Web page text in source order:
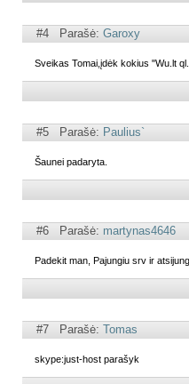
#4 Parašė: Garoxy
Sveikas Tomai,įdėk kokius "Wu.lt
#5 Parašė: Paulius`
Šaunei padaryta.
#6 Parašė: martynas4646
Padekit man, Pajungiu srv ir
#7 Parašė: Tomas
skype:just-host parašyk